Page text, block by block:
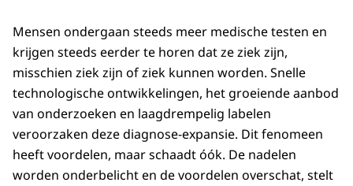
Mensen ondergaan steeds meer medische testen en
krijgen steeds eerder te horen dat ze ziek zijn,
misschien ziek zijn of ziek kunnen worden. Snelle
technologische ontwikkelingen, het groeiende aanbod
van onderzoeken en laagdrempelig labelen
veroorzaken deze diagnose-expansie. Dit fenomeen
heeft voordelen, maar schaadt óók. De nadelen
worden onderbelicht en de voordelen overschat, stelt